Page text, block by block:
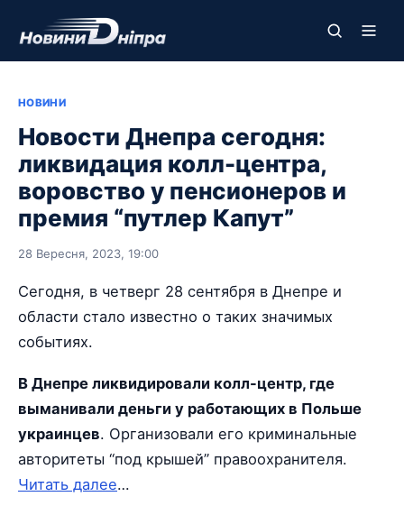
НОВИНИ
Новости Днепра сегодня:
ликвидация колл-центра,
воровство у пенсионеров и
премия “путлер Капут”
28 Вересня, 2023, 19:00
Сегодня, в четверг 28 сентября в Днепре и
области стало известно о таких значимых
событиях.
В Днепре ликвидировали колл-центр, где
выманивали деньги у работающих в Польше
украинцев. Организовали его криминальные
авторитеты “под крышей” правоохранителя.
Читать далее…